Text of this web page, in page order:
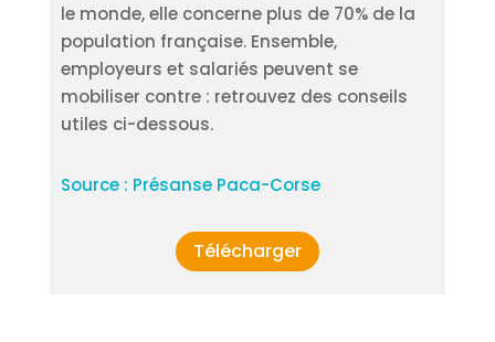
le monde, elle concerne plus de 70% de la
population française. Ensemble,
employeurs et salariés peuvent se
mobiliser contre : retrouvez des conseils
utiles ci-dessous.
Source : Présanse Paca-Corse
Télécharger